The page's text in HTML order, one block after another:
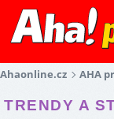
Ahaonline.cz AHA
TRENDY A